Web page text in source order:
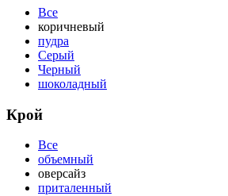
Все
коричневый
пудра
Серый
Черный
шоколадный
Крой
Все
объемный
оверсайз
приталенный